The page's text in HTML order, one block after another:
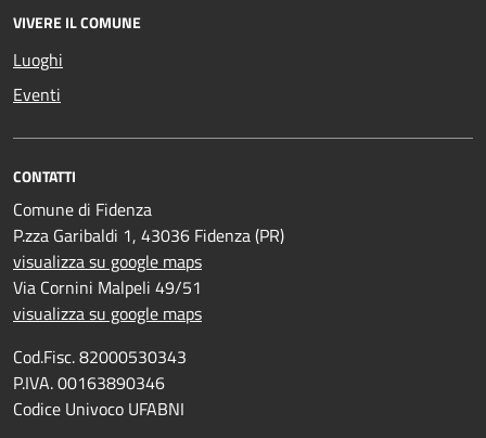
VIVERE IL COMUNE
Luoghi
Eventi
CONTATTI
Comune di Fidenza
P.zza Garibaldi 1, 43036 Fidenza (PR)
visualizza su google maps
Via Cornini Malpeli 49/51
visualizza su google maps
Cod.Fisc. 82000530343
P.IVA. 00163890346
Codice Univoco UFABNI